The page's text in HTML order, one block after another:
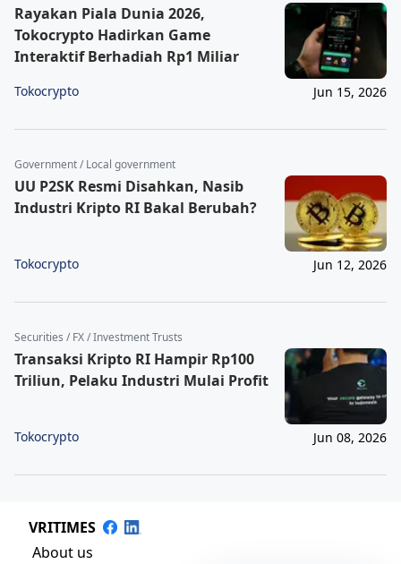
Rayakan Piala Dunia 2026,
Tokocrypto Hadirkan Game
Interaktif Berhadiah Rp1 Miliar
Tokocrypto Jun 15, 2026
Government / Local government
UU P2SK Resmi Disahkan, Nasib
Industri Kripto RI Bakal Berubah?
Tokocrypto Jun 12, 2026
Securities / FX / Investment Trusts
Transaksi Kripto RI Hampir Rp100
Triliun, Pelaku Industri Mulai Profit
Tokocrypto Jun 08, 2026
VRITIMES
About us